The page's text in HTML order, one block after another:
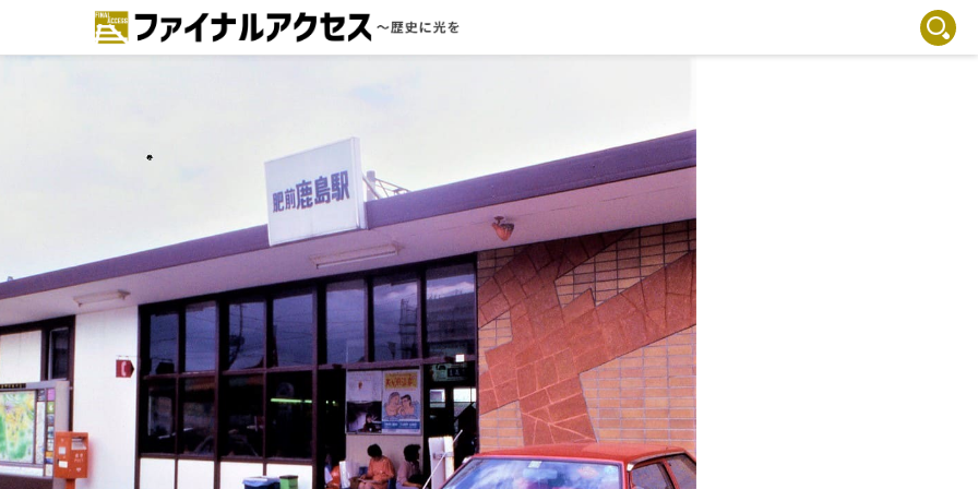
ファイナルアクセスとは
メディアの編集方針とコンテンツポ
リシー
プライバシーポリシー
お問合せ
免責事項
不具合・報告事項